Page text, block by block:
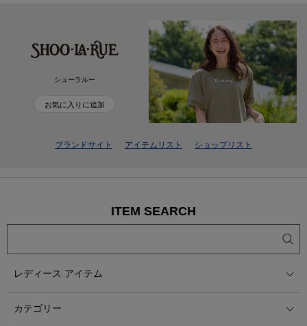
シューラルー
お気に入りに追加
ブランドサイト アイテムリスト ショップリスト
ITEM SEARCH
レディース アイテム
カテゴリー